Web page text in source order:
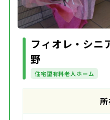
フィオレ・シニ
野
住宅型有料老人ホーム